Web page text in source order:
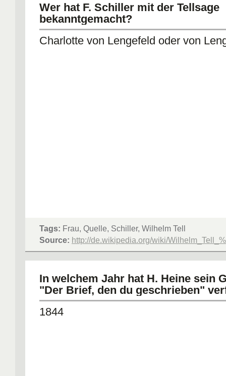
Wer hat F. Schiller mit der Tellsage
bekanntgemacht?
Charlotte von Lengefeld oder von
Tags: Frau, Quelle, Schiller, Wilhelm Tell
Source: http://de.wikipedia.org/wiki/
In welchem Jahr hat H. Heine sein
"Der Brief, den du geschrieben"
1844